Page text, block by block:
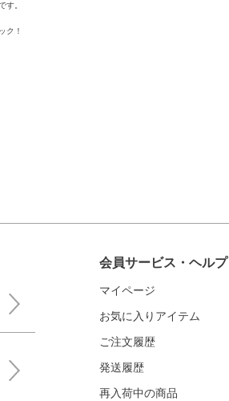
す。
ク！
会員サービス・ヘルプ
マイページ
お気に入りアイテム
ご注文履歴
発送履歴
再入荷中の商品